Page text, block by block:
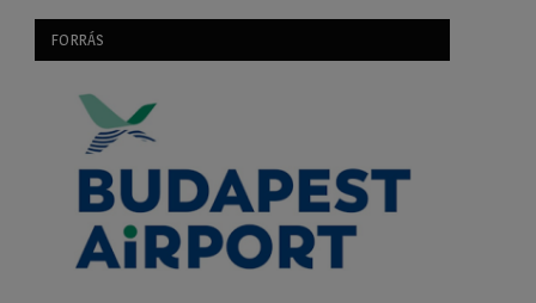
FORRÁS